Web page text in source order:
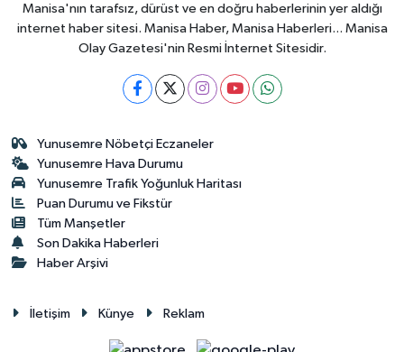
Manisa'nın tarafsız, dürüst ve en doğru haberlerinin yer aldığı
internet haber sitesi. Manisa Haber, Manisa Haberleri... Manisa
Olay Gazetesi'nin Resmi İnternet Sitesidir.
Yunusemre Nöbetçi Eczaneler
Yunusemre Hava Durumu
Yunusemre Trafik Yoğunluk Haritası
Puan Durumu ve Fikstür
Tüm Manşetler
Son Dakika Haberleri
Haber Arşivi
İletişim Künye Reklam